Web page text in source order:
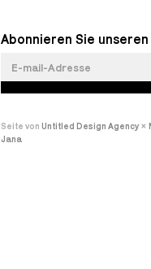
Abonnieren Sie
Seite von Untitled Design Agency×
Jana